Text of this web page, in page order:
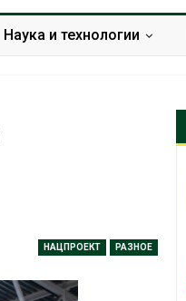
Наука и технологии
НАЦПРОЕКТ РАЗНОЕ
экологический контроль